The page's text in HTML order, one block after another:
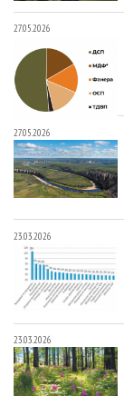
27.05.2026
27.05.2026
23.03.2026
23.03.2026